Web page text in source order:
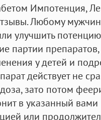
Импотенция,
Любому
улучшить
партии
у детей и
действует не
зато потом
в указанный
или